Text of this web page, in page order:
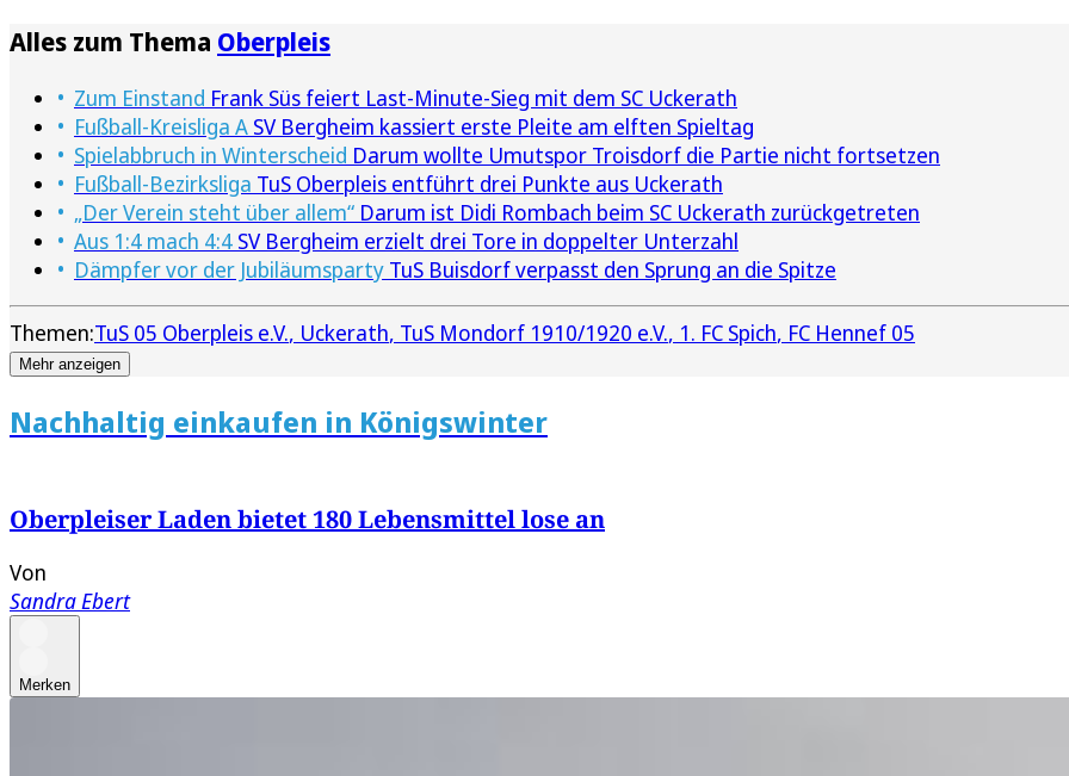
Alles zum Thema Oberpleis
Zum Einstand Frank Süs feiert Last-Minute-Sieg mit dem SC Uckerath
Fußball-Kreisliga A SV Bergheim kassiert erste Pleite am elften Spieltag
Spielabbruch in Winterscheid Darum wollte Umutspor Troisdorf die Partie nicht fortsetzen
Fußball-Bezirksliga TuS Oberpleis entführt drei Punkte aus Uckerath
„Der Verein steht über allem“ Darum ist Didi Rombach beim SC Uckerath zurückgetreten
Aus 1:4 mach 4:4 SV Bergheim erzielt drei Tore in doppelter Unterzahl
Dämpfer vor der Jubiläumsparty TuS Buisdorf verpasst den Sprung an die Spitze
Themen:TuS 05 Oberpleis e.V. Uckerath TuS Mondorf 1910/1920 e.V. 1. FC Spich FC Hennef 05
Mehr anzeigen
Nachhaltig einkaufen in Königswinter
Oberpleiser Laden bietet 180 Lebensmittel lose an
Von
Sandra Ebert
Merken